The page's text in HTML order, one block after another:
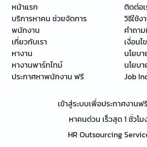
หน้าแรก
บริการหาคน ช่วยจัดการ
พนักงาน
เกี่ยวกับเรา
หางาน
หางานพาร์ทไทม์
ประกาศหาพนักงาน ฟรี
ติดต่อเ
วิธีใช้ง
คำถา
เงื่อน
นโยบ
นโยบ
Job
เข้าสู่ระบบเพื่อประกาศงานฟ
หาคนด่วน เร็วสุด 1 ชั่วโม
HR Outsourcing